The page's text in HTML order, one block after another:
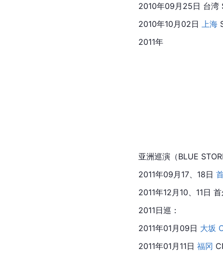
2010年09月25日 台湾
2010年10月02日 上海
2011年
亚洲巡演（BLUE
2011年09月17、18日
2011年12月10、11日
2011日巡：
2011年01月09日 大坂
2011年01月11日 福冈